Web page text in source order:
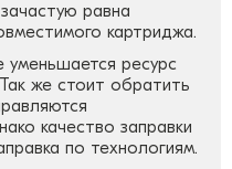
равна
картриджа.
уменьшается ресурс
же стоит обратить
качество заправки
по технологиям.